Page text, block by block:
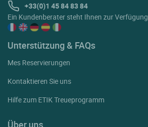
+33(0)1 45 84 83 84
Ein Kundenberater steht Ihnen zur Verfügung
Unterstützung & FAQs
Mes Reservierungen
Kontaktieren Sie uns
Hilfe zum ETIK Treueprogramm
Über uns